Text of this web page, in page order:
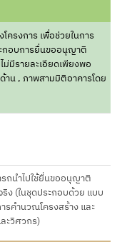
ครงการ เพื่อช่วยในการ
กอบการยื่นขออนุญาติ
ม่มีรายละเอียดเพียงพอ
น , ภาพสามมิติอาคารโดย
ถนำไปใช้ยื่นขออนุญาติ
ง (ในชุดประกอบด้วย แบบ
รคำนวณโครงสร้าง และ
ะวิศวกร)